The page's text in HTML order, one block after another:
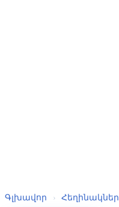
Գլխավոր › Հեղինակներ